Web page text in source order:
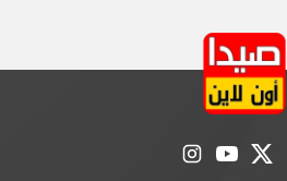
twitter
youtube
instagram